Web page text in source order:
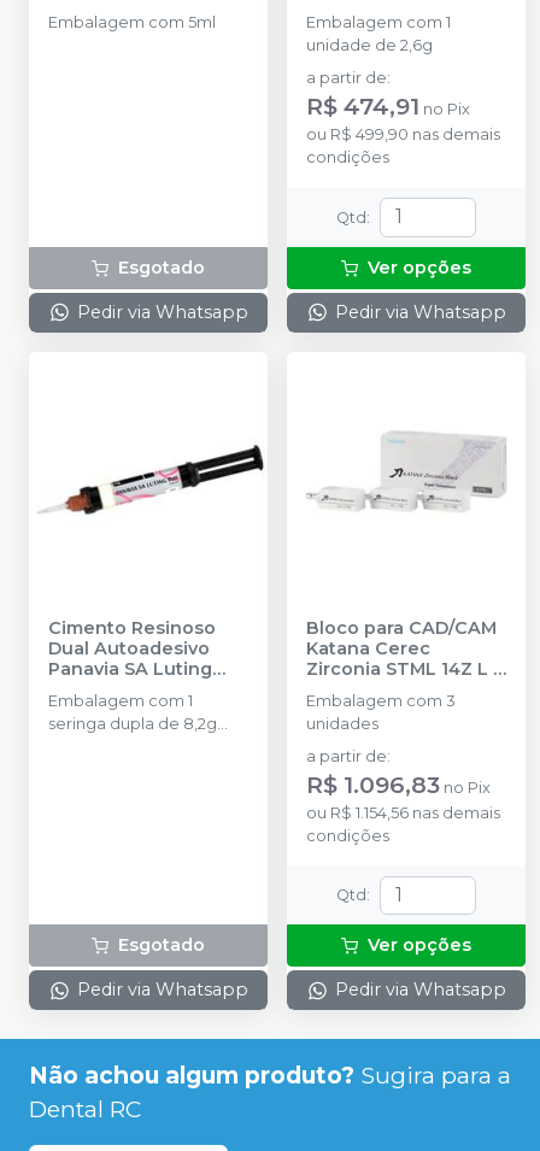
Embalagem com 5ml
Esgotado
Pedir via Whatsapp
Embalagem com 1
unidade de 2,6g
a partir de:
R$ 474,91 no Pix
ou R$ 499,90 nas demais
condições
Qtd :
Ver opções
Pedir via Whatsapp
Cimento Resinoso
Dual Autoadesivo
Panavia SA Luting
KURARAY
Embalagem com 1
seringa dupla de 8,2g
Esgotado
Pedir via Whatsapp
Bloco para CAD/CAM
Katana Cerec
Zirconia STML 14Z L -
KURARAY
Embalagem com 3
unidades
a partir de:
R$ 1.096,83 no Pix
ou R$ 1.154,56 nas demais
condições
Qtd :
Ver opções
Pedir via Whatsapp
Não achou algum produto? Sugira para a
Dental RC